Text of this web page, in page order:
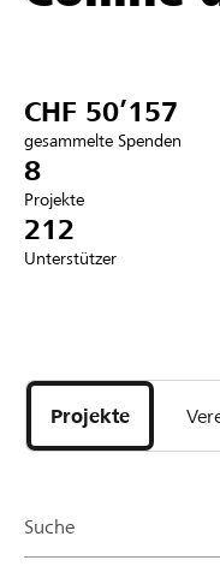
Hilfe &
Anmelden
DE FR IT
CHF 50’157
gesammelte Spenden
8
Projekte
212
Unterstützer
Projekte
und
Organisationen
Projekte
Suche